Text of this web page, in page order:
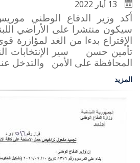
أكد وزير الدفاع الوطني
سيكون منتشرا على الأراضي
الإقتراع بدءا من الغد لمؤازرة
تأمين حسن سير الإنتخابات
المحافظة على الأمن والتدخل
المزيد